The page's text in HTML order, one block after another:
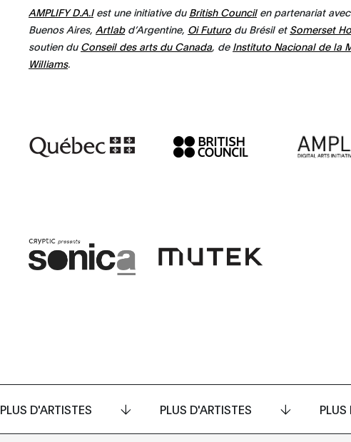
AMPLIFY D.A.Iest une initiative du British Councilen partenariat avec
Buenos Aires, Artlabd’Argentine, Oi Futuro du Brésil et Somerset
soutien du Conseil des arts du Canada, de Instituto Nacional de la
Williams.
PLUS D'ARTISTES PLUS D'ARTISTES PLUS